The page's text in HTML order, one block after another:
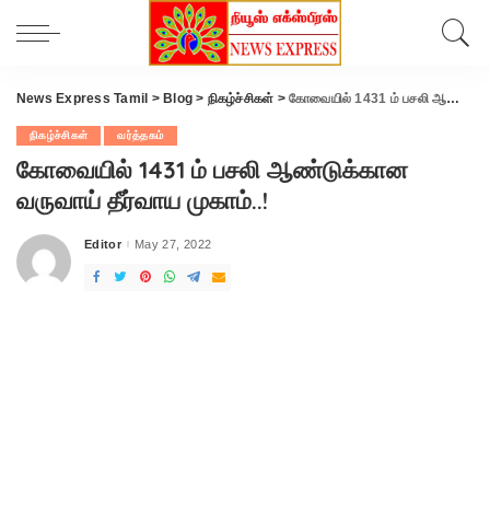
News Express Tamil > Blog > நிகழ்ச்சிகள் >கோவையில் 1431 ம் பசலி ஆண்டுக்கான வருவாய் தீர்வாய முகாம்..!
நிகழ்ச்சிகள் வர்த்தகம்
கோவையில் 1431 ம் பசலி ஆண்டுக்கான
வருவாய் தீர்வாய முகாம்..!
Posted
Editor May 27, 2022